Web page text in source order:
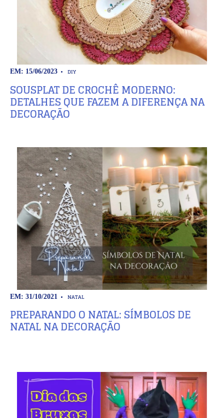
EM: 15/06/2023 DIY
SOUSPLAT DE CROCHÊ MODERNO:
DETALHES QUE FAZEM A DIFERENÇA NA
DECORAÇÃO
EM: 31/10/2021 NATAL
PREPARANDO O NATAL: SÍMBOLOS DE
NATAL NA DECORAÇÃO